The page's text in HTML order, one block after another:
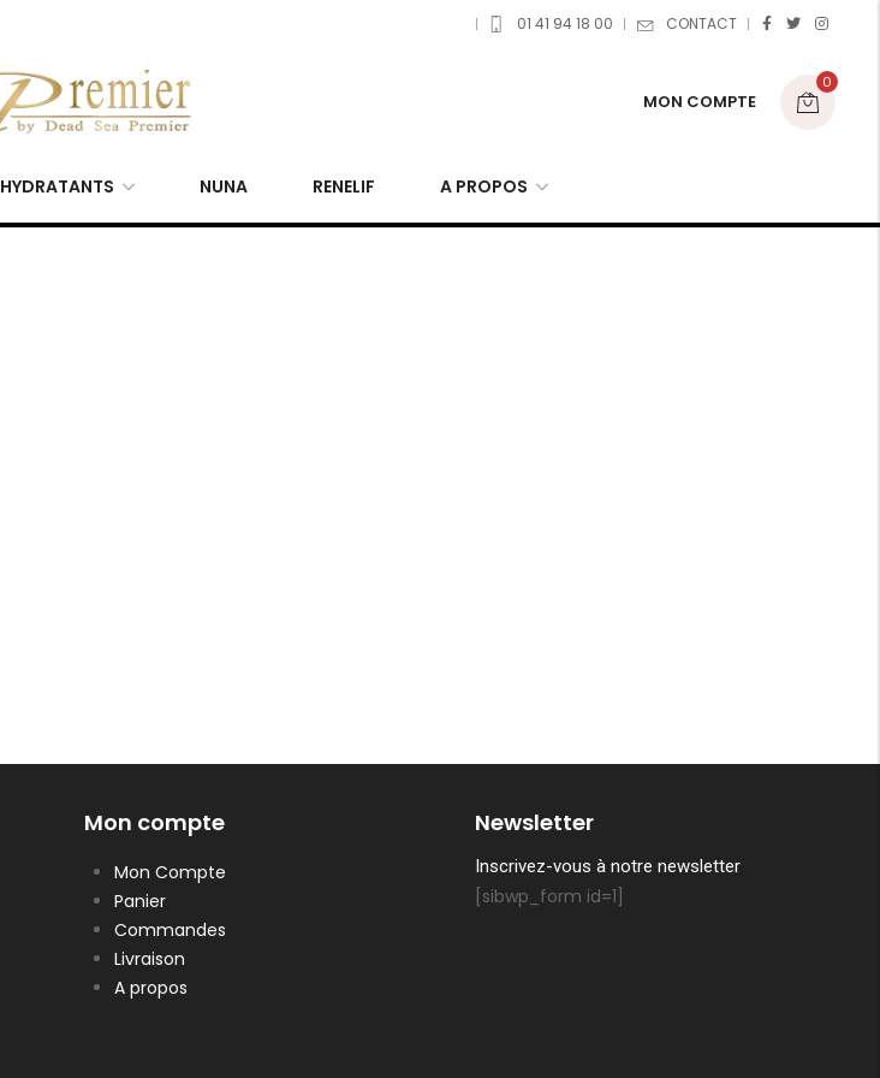
01 41 94 18 00 CONTACT
MON COMPTE
0
HYDRATANTS NUNA RENELIF A PROPOS
Mon compte
Mon Compte
Panier
Commandes
Livraison
A propos
Newsletter
Inscrivez-vous à notre newsletter
[sibwp_form id=1]